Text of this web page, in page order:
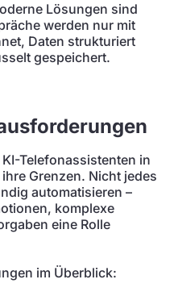
Lösungen sind
werden nur mit
Daten strukturiert
gespeichert.
Telefonassistenten in
Grenzen. Nicht jedes
automatisieren –
komplexe
eine Rolle
im Überblick: